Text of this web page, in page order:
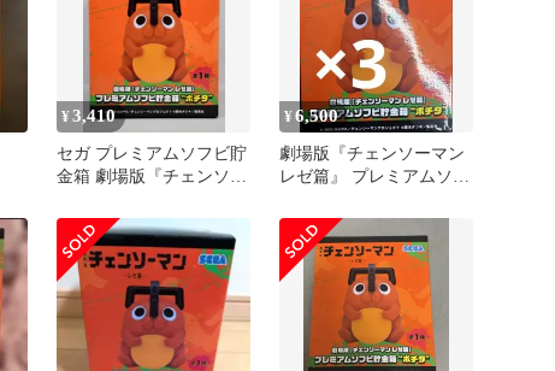
¥3,410
セガ プレミアムソフビ貯
金箱 劇場版『チェンソー
¥6,500
劇場版『チェンソーマン
レゼ篇』 プレミアムソフ